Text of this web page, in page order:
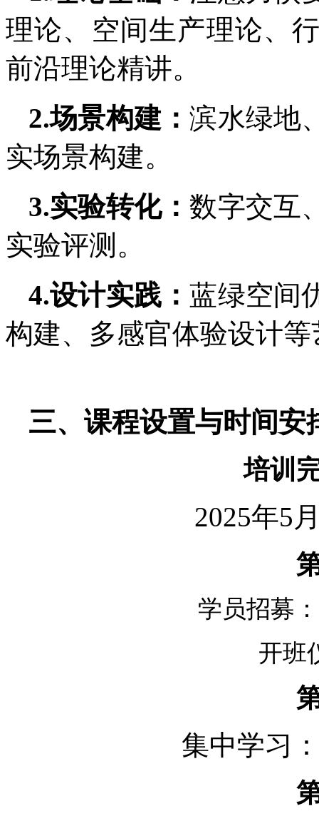
理论、空间生产理论、
前沿理论精讲。
2.场景构建：滨水绿地
实场景构建。
3.实验转化：数字交互
实验评测。
4.设计实践：蓝绿空间
构建、多感官体验设计
三、 课程设置与时间安
培训
2025年5
学员招募
开班
集中学习